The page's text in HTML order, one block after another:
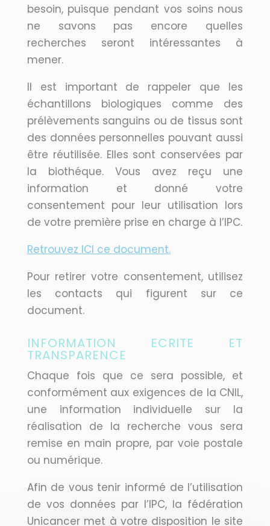
besoin, puisque pendant vos soins nous
ne savons pas encore quelles
recherches seront intéressantes à
mener.
Il est important de rappeler que les
échantillons biologiques comme des
prélèvements sanguins ou de tissus sont
des données personnelles pouvant aussi
être réutilisée. Elles sont conservées par
la biothéque. Vous avez reçu une
information et donné votre
consentement pour leur utilisation lors
de votre première prise en charge à l’IPC.
Retrouvez ICI ce document.
Pour retirer votre consentement, utilisez
les contacts qui figurent sur ce
document.
INFORMATION ECRITE ET
TRANSPARENCE
Chaque fois que ce sera possible, et
conformément aux exigences de la CNIL,
une information individuelle sur la
réalisation de la recherche vous sera
remise en main propre, par voie postale
ou numérique.
Afin de vous tenir informé de l’utilisation
de vos données par l’IPC, la fédération
Unicancer met à votre disposition le site